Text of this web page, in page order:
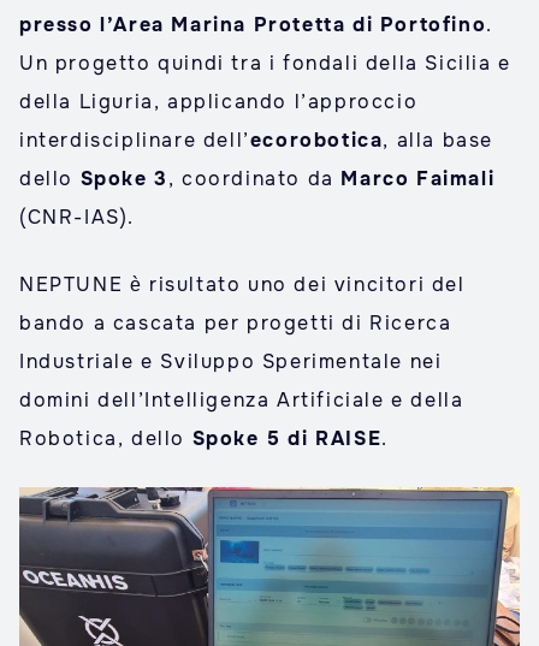
presso l’Area Marina Protetta di Portofino.
Un progetto quindi tra i fondali della Sicilia e
della Liguria, applicando l’approccio
interdisciplinare dell’ecorobotica, alla base
dello Spoke 3, coordinato da Marco Faimali
(CNR-IAS).
NEPTUNE è risultato uno dei vincitori del
bando a cascata per progetti di Ricerca
Industriale e Sviluppo Sperimentale nei
domini dell’Intelligenza Artificiale e della
Robotica, dello Spoke 5 di RAISE.